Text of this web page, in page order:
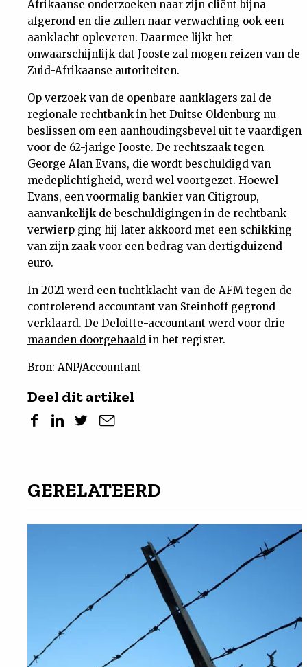
Afrikaanse onderzoeken naar zijn cliënt bijna
afgerond en die zullen naar verwachting ook een
aanklacht opleveren. Daarmee lijkt het
onwaarschijnlijk dat Jooste zal mogen reizen van de
Zuid-Afrikaanse autoriteiten.
Op verzoek van de openbare aanklagers zal de
regionale rechtbank in het Duitse Oldenburg nu
beslissen om een aanhoudingsbevel uit te vaardigen
voor de 62-jarige Jooste. De rechtszaak tegen
George Alan Evans, die wordt beschuldigd van
medeplichtigheid, werd wel voortgezet. Hoewel
Evans, een voormalig bankier van Citigroup,
aanvankelijk de beschuldigingen in de rechtbank
verwierp ging hij later akkoord met een schikking
van zijn zaak voor een bedrag van dertigduizend
euro.
In 2021 werd een tuchtklacht van de AFM tegen de
controlerend accountant van Steinhoff gegrond
verklaard. De Deloitte-accountant werd voor drie
maanden doorgehaald in het register.
Bron: ANP/Accountant
Deel dit artikel
GERELATEERD